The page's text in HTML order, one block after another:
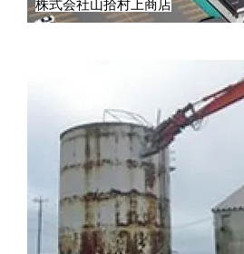
株式会社山拾村上商店